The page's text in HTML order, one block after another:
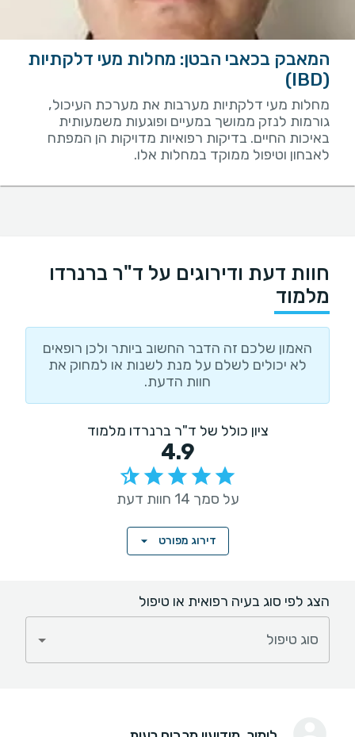
המאבק בכאבי הבטן: מחלות מעי דלקתיות
(IBD)
מחלות מעי דלקתיות מערבות את מערכת העיכול,
גורמות לנזק ממושך במעיים ופוגעות משמעותית
באיכות החיים. בדיקות רפואיות מדויקות הן המפתח
לאבחון וטיפול ממוקד במחלות אלו.
חוות דעת ודירוגים על ד"ר ברנרדו
מלמוד
האמון שלכם זה הדבר החשוב ביותר ולכן רופאים
לא יכולים לשלם על מנת לשנות או למחוק את
חוות הדעת.
ציון כולל של ד"ר ברנרדו מלמוד
4.9
על סמך 14 חוות דעת
דירוג מפורט
הצג לפי סוג בעיה רפואית או טיפול
סוג טיפול